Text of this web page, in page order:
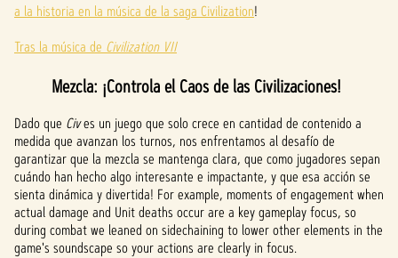
a la historia en la música de la saga Civilization‬!
Tras la música de Civilization VII
Mezcla: ¡Controla el Caos de las Civilizaciones!
Dado que Cives un juego que solo crece en cantidad de contenido a
medida que avanzan los turnos, nos enfrentamos al desafío de
garantizar que la mezcla se mantenga clara, que como jugadores sepan
cuándo han hecho algo interesante e impactante, y que esa acción se
sienta dinámica y divertida! For example, moments of engagement when
actual damage and Unit deaths occur are a key gameplay focus, so
during combat we leaned on sidechaining to lower other elements in the
game's soundscape so your actions are clearly in focus.